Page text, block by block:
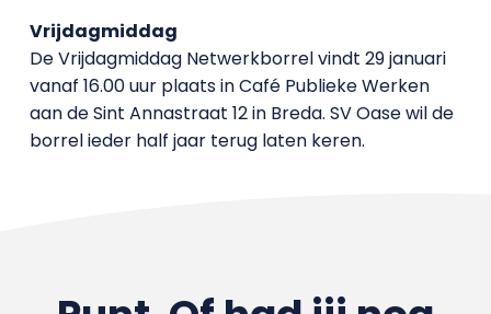
Vrijdagmiddag
De Vrijdagmiddag Netwerkborrel vindt 29 januari
vanaf 16.00 uur plaats in Café Publieke Werken
aan de Sint Annastraat 12 in Breda. SV Oase wil de
borrel ieder half jaar terug laten keren.